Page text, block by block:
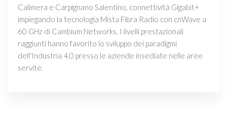
Calimera e Carpignano Salentino, connettività Gigabit+
impiegando la tecnologia Mista Fibra Radio con cnWave a
60 GHz di Cambium Networks. I livelli prestazionali
raggiunti hanno favorito lo sviluppo dei paradigmi
dell'Industria 4.0 presso le aziende insediate nelle aree
servite.